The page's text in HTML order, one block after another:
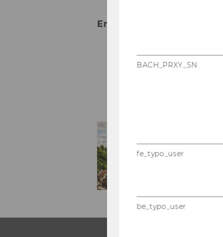
Ernst Karner - Stefan
BACH_PRXY_SN
fe_typo_user
be_typo_user